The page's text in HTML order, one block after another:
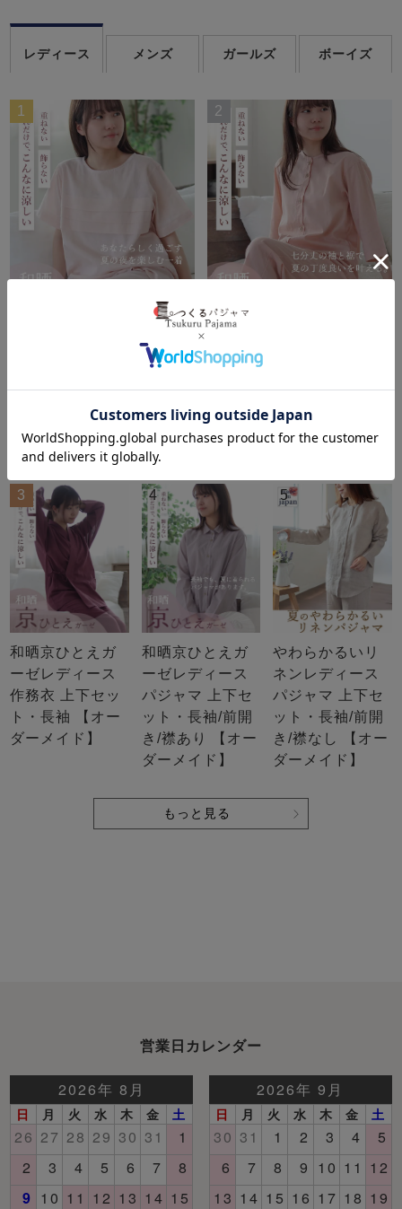
レディース メンズ ガールズ ボーイズ
1
和晒京ひとえガーゼレディ
ースパジャマ 上下セッ
ト・半袖/かぶり/短パン/ラ
ウンドネック 【オーダー
メイド】
2
和晒京ひとえガーゼレディ
ースパジャマ 上下セッ
ト・七分袖/前開き/襟なし/
七分丈ズボン 【オーダー
メイド】
3
和晒京ひとえガ
ーゼレディース
作務衣 上下セッ
ト・長袖 【オー
ダーメイド】
4
和晒京ひとえガ
ーゼレディース
パジャマ 上下セ
ット・長袖/前開
き/襟あり 【オー
ダーメイド】
5
やわらかるいリ
ネンレディース
パジャマ 上下セ
ット・長袖/前開
き/襟なし 【オー
ダーメイド】
もっと見る
営業日カレンダー